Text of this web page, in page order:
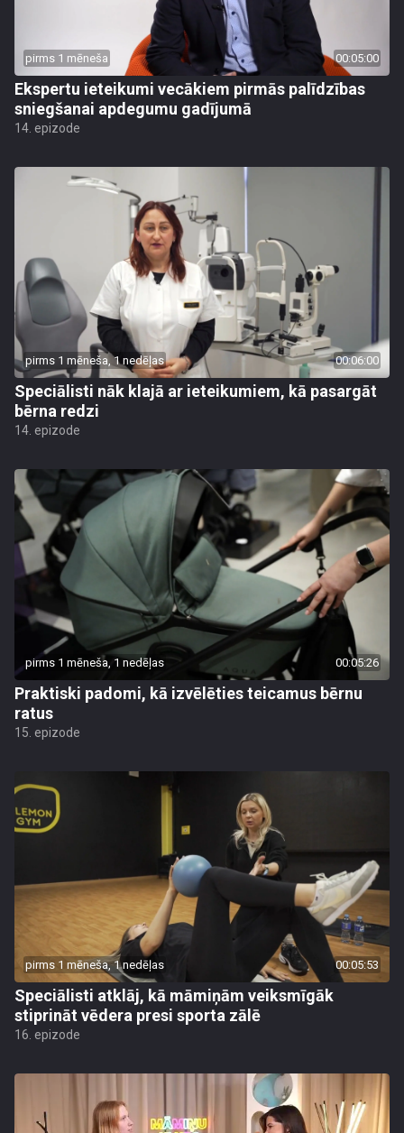
pirms 1 mēneša 00:05:00
Ekspertu ieteikumi vecākiem pirmās palīdzības
sniegšanai apdegumu gadījumā
14. epizode
pirms 1 mēneša, 1 nedēļas 00:06:00
Speciālisti nāk klajā ar ieteikumiem, kā pasargāt
bērna redzi
14. epizode
pirms 1 mēneša, 1 nedēļas 00:05:26
Praktiski padomi, kā izvēlēties teicamus bērnu
ratus
15. epizode
pirms 1 mēneša, 1 nedēļas 00:05:53
Speciālisti atklāj, kā māmiņām veiksmīgāk
stiprināt vēdera presi sporta zālē
16. epizode